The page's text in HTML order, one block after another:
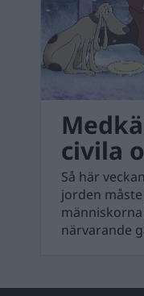
civila
Så här
jorden
närvarande